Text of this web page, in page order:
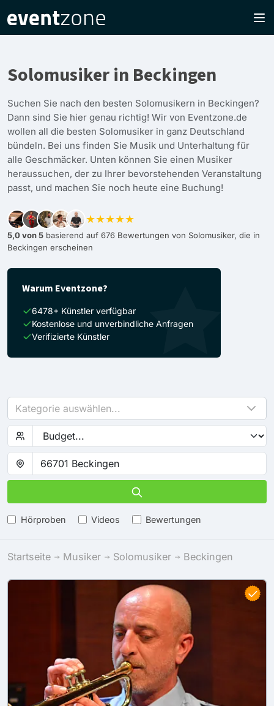
Solomusiker in Beckingen
Suchen Sie nach den besten Solomusikern in Beckingen?
Dann sind Sie hier genau richtig! Wir von Eventzone.de
wollen all die besten Solomusiker in ganz Deutschland
bündeln. Bei uns finden Sie Musik und Unterhaltung für
alle Geschmäcker. Unten können Sie einen Musiker
heraussuchen, der zu Ihrer bevorstehenden Veranstaltung
passt, und machen Sie noch heute eine Buchung!
★★★★★
5,0 von 5 basierend auf 676 Bewertungen von Solomusiker, die in
Beckingen erscheinen
Warum Eventzone?
6478+ Künstler verfügbar
Kostenlose und unverbindliche Anfragen
Verifizierte Künstler
Kategorie auswählen...
Hörproben Videos Bewertungen
Startseite Musiker Solomusiker Beckingen